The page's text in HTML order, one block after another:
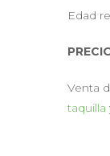
Edad
Venta
taquilla